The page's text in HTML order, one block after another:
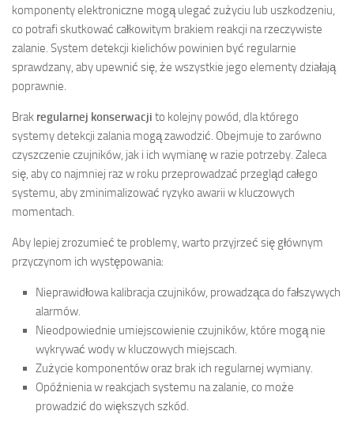
komponenty elektroniczne mogą ulegać zużyciu lub uszkodzeniu,
co potrafi skutkować całkowitym brakiem reakcji na rzeczywiste
zalanie. System detekcji kielichów powinien być regularnie
sprawdzany, aby upewnić się, że wszystkie jego elementy działają
poprawnie.
Brak regularnej konserwacji to kolejny powód, dla którego
systemy detekcji zalania mogą zawodzić. Obejmuje to zarówno
czyszczenie czujników, jak i ich wymianę w razie potrzeby. Zaleca
się, aby co najmniej raz w roku przeprowadzać przegląd całego
systemu, aby zminimalizować ryzyko awarii w kluczowych
momentach.
Aby lepiej zrozumieć te problemy, warto przyjrzeć się głównym
przyczynom ich występowania:
Nieprawidłowa kalibracja czujników, prowadząca do fałszywych
alarmów.
Nieodpowiednie umiejscowienie czujników, które mogą nie
wykrywać wody w kluczowych miejscach.
Zużycie komponentów oraz brak ich regularnej wymiany.
Opóźnienia w reakcjach systemu na zalanie, co może
prowadzić do większych szkód.